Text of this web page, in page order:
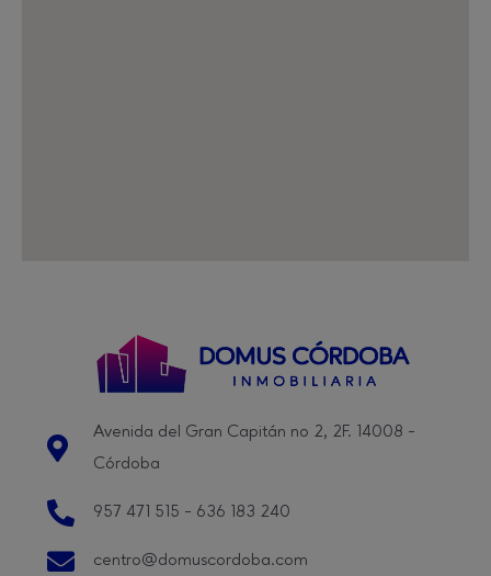
Avenida del Gran Capitán no 2, 2F. 14008 -
Córdoba
957 471 515 - 636 183 240
centro@domuscordoba.com